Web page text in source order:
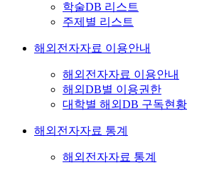
학술DB 리스트
주제별 리스트
해외전자자료 이용안내
해외전자자료 이용안내
해외DB별 이용권한
대학별 해외DB 구독현황
해외전자자료 통계
해외전자자료 통계